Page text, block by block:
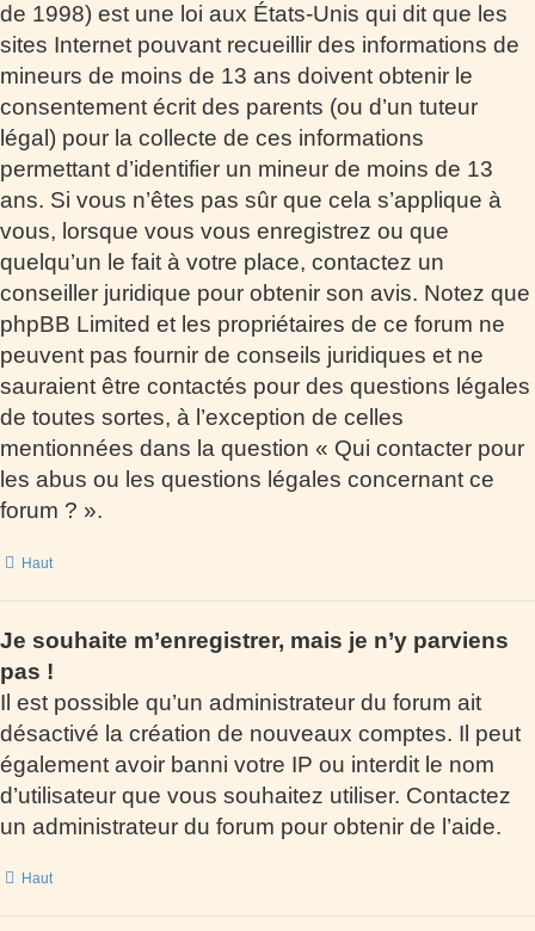
de 1998) est une loi aux États-Unis qui dit que les
sites Internet pouvant recueillir des informations de
mineurs de moins de 13 ans doivent obtenir le
consentement écrit des parents (ou d’un tuteur
légal) pour la collecte de ces informations
permettant d’identifier un mineur de moins de 13
ans. Si vous n’êtes pas sûr que cela s’applique à
vous, lorsque vous vous enregistrez ou que
quelqu’un le fait à votre place, contactez un
conseiller juridique pour obtenir son avis. Notez que
phpBB Limited et les propriétaires de ce forum ne
peuvent pas fournir de conseils juridiques et ne
sauraient être contactés pour des questions légales
de toutes sortes, à l’exception de celles
mentionnées dans la question « Qui contacter pour
les abus ou les questions légales concernant ce
forum ? ».
Haut
Je souhaite m’enregistrer, mais je n’y parviens
pas !
Il est possible qu’un administrateur du forum ait
désactivé la création de nouveaux comptes. Il peut
également avoir banni votre IP ou interdit le nom
d’utilisateur que vous souhaitez utiliser. Contactez
un administrateur du forum pour obtenir de l’aide.
Haut